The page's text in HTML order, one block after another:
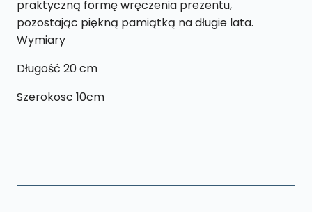
praktyczną formę wręczenia prezentu,
pozostając piękną pamiątką na długie lata.
Wymiary
Długość 20 cm
Szerokosc 10cm